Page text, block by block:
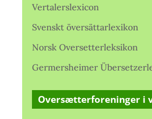
Vertalerslexicon
Svenskt översättarlexikon
Norsk Oversetterleksikon
Germersheimer
Oversætterforeninger i